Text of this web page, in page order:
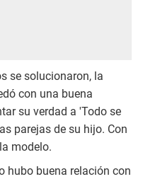
se solucionaron, la
con una buena
su verdad a 'Todo se
parejas de su hijo. Con
modelo.
hubo buena relación con